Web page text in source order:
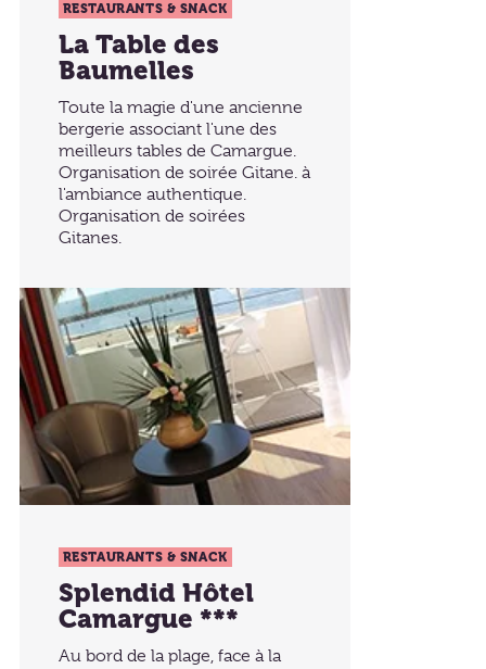
RESTAURANTS & SNACK
La Table des
Baumelles
Toute la magie d'une ancienne
bergerie associant l'une des
meilleurs tables de Camargue.
Organisation de soirée Gitane. à
l'ambiance authentique.
Organisation de soirées
Gitanes.
RESTAURANTS & SNACK
Splendid Hôtel
Camargue ***
Au bord de la plage, face à la